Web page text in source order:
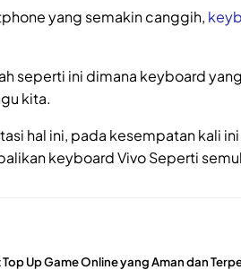
yang semakin canggih,
seperti ini dimana keyboard
kita.
hal ini, pada kesempatan kali
keyboard Vivo Seperti
Up Game Online yang Aman dan